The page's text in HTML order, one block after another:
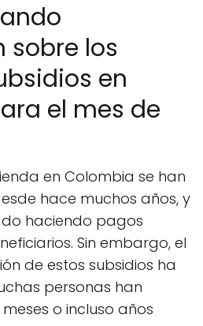
sobre los
en
el mes de
en Colombia se han
hace muchos años, y
haciendo pagos
Sin embargo, el
de estos subsidios ha
personas han
o incluso años